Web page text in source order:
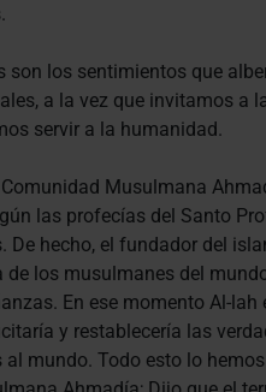
son los sentimientos que
a la vez que invitamos a
servir a la humanidad.
Musulmana
las profecías del Santo
De hecho, el fundador del
de los musulmanes del
En ese momento Al-
y restablecería las
mundo. Todo esto lo